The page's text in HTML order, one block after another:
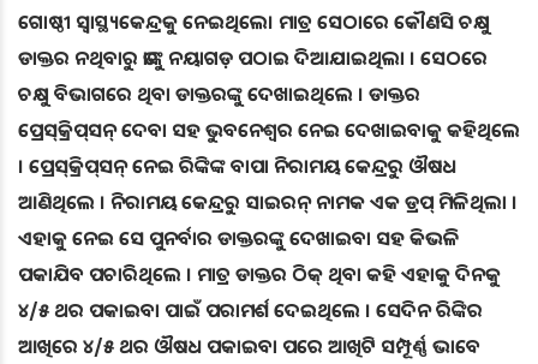
ଗୋଷ୍ଠୀ ସ୍ବାସ୍ଥ୍ୟକେନ୍ଦ୍ରକୁ ନେଇଥିଲେ। ମାତ୍ର ସେଠାରେ କୌଣସି ଚକ୍ଷୁ
ଡାକ୍ତର ନଥିବାରୁ ତାଙ୍କୁ ନୟାଗଡ଼ ପଠାଇ ଦିଆଯାଇଥିଲା । ସେଠରେ
ଚକ୍ଷୁ ବିଭାଗରେ ଥିବା ଡାକ୍ତରଙ୍କୁ ଦେଖାଇଥିଲେ । ଡାକ୍ତର
ପ୍ରେସ୍‌କ୍ରିପ୍‌ସନ୍‌ ଦେବା ସହ ଭୁବନେଶ୍ବର ନେଇ ଦେଖାଇବାକୁ କହିଥିଲେ
। ପ୍ରେସ୍‌କ୍ରିପ୍‌ସନ୍‌ ନେଇ ରିଙ୍କିଙ୍କ ବାପା ନିରାମୟ କେନ୍ଦ୍ରରୁ ଔଷଧ
ଆଣିଥିଲେ । ନିରାମୟ କେନ୍ଦ୍ରରୁ ସାଇରନ୍ ନାମକ ଏକ ଡ୍ରପ୍‌ ମିଳିଥିଲା ।
ଏହାକୁ ନେଇ ସେ ପୁନର୍ବାର ଡାକ୍ତରଙ୍କୁ ଦେଖାଇବା ସହ କିଭଳି
ପକାଯିବ ପଚାରିଥିଲେ । ମାତ୍ର ଡାକ୍ତର ଠିକ୍‌ ଥିବା କହି ଏହାକୁ ଦିନକୁ
୪/୫ ଥର ପକାଇବା ପାଇଁ ପରାମର୍ଶ ଦେଇଥିଲେ । ସେଦିନ ରିଙ୍କିର
ଆଖିରେ ୪/୫ ଥର ଔଷଧ ପକାଇବା ପରେ ଆଖିଟି ସମ୍ପୂର୍ଣ୍ଣ ଭାବେ